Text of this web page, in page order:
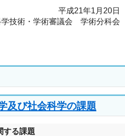
平成21年1月20日
学技術・学術審議会 学術分科会
及び社会科学の課題
る課題